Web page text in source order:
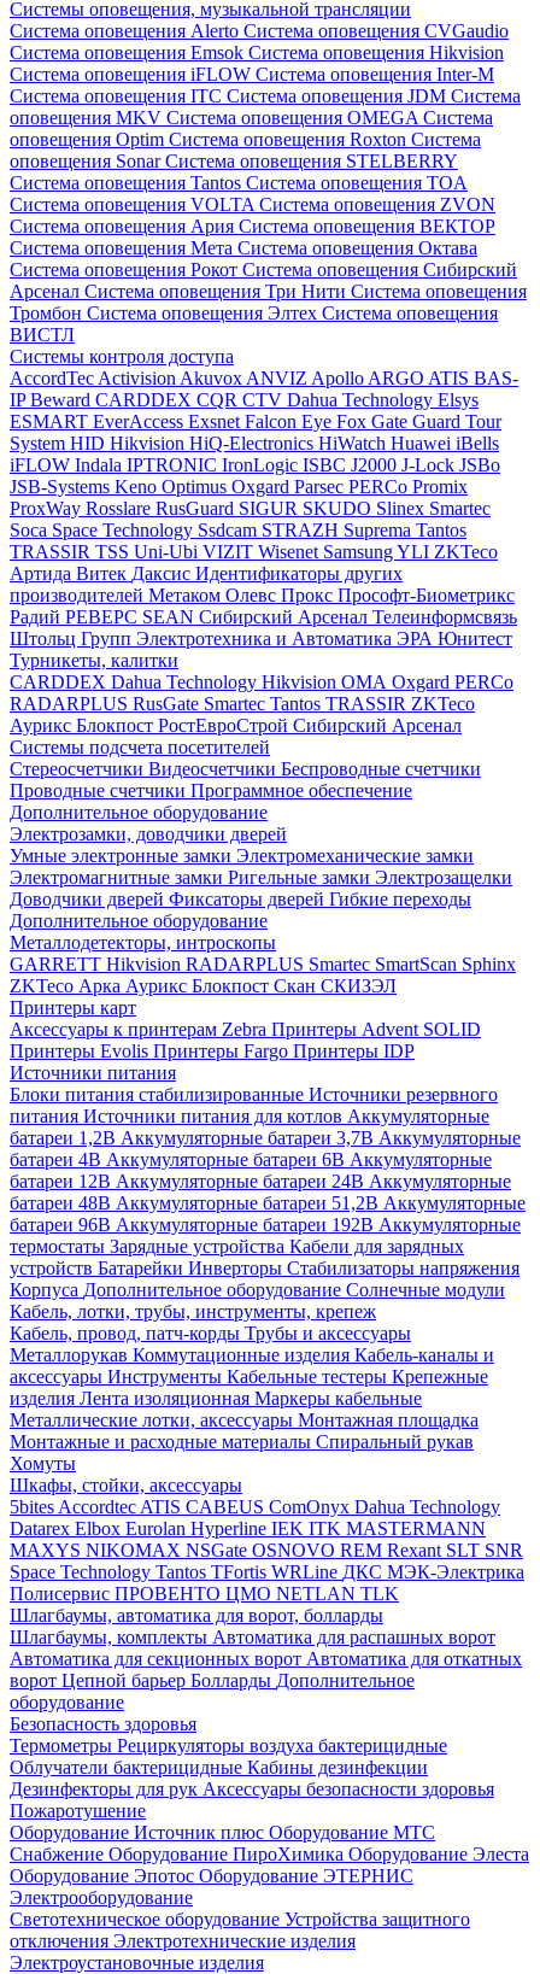
Системы оповещения, музыкальной трансляции
Система оповещения Alerto Система оповещения CVGaudio
Система оповещения Emsok Система оповещения Hikvision
Система оповещения iFLOW Система оповещения Inter-M
Система оповещения ITC Система оповещения JDM Система
оповещения MKV Система оповещения OMEGA Система
оповещения Optim Система оповещения Roxton Система
оповещения SonarСистема оповещения STELBERRY
Система оповещения Tantos Система оповещения TOA
Система оповещения VOLTA Система оповещения ZVON
Система оповещения Ария Система оповещения ВЕКТОР
Система оповещения Мета Система оповещения Октава
Система оповещения Рокот Система оповещения Сибирский
Арсенал Система оповещения Три Нити Система оповещения
Тромбон Система оповещения Элтех Система оповещения
ВИСТЛ
Системы контроля доступа
AccordTec Activision Akuvox ANVIZ Apollo ARGO ATIS BAS-
IPBeward CARDDEX CQR CTV Dahua Technology Elsys
ESMART EverAccess Exsnet Falcon Eye Fox Gate Guard Tour
System HID Hikvision HiQ-Electronics HiWatch Huawei iBells
iFLOW Indala IPTRONIC IronLogic ISBC J2000 J-Lock JSBo
JSB-Systems Keno Optimus Oxgard Parsec PERCo Promix
ProxWay Rosslare RusGuard SIGUR SKUDO Slinex Smartec
Soca Space Technology Ssdcam STRAZH Suprema Tantos
TRASSIR TSS Uni-Ubi VIZIT Wisenet SamsungYLI ZKTeco
Артида Витек Даксис Идентификаторы других
производителей Метаком Олевс Прокс Прософт-Биометрикс
Радий РЕВЕРС SEAN Сибирский Арсенал Телеинформсвязь
Штольц Групп Электротехника и Автоматика ЭРА Юнитест
Турникеты, калитки
CARDDEX Dahua Technology Hikvision ОМА Oxgard PERCo
RADARPLUS RusGate Smartec Tantos TRASSIR ZKTeco
Аурикс Блокпост РостЕвроСтрой Сибирский Арсенал
Системы подсчета посетителей
Стереосчетчики Видеосчетчики Беспроводные счетчики
Проводные счетчики Программное обеспечение
Дополнительное оборудование
Электрозамки, доводчики дверей
Умные электронные замки Электромеханические замки
Электромагнитные замки Ригельные замки Электрозащелки
Доводчики дверей Фиксаторы дверей Гибкие переходы
Дополнительное оборудование
Металлодетекторы, интроскопы
GARRETT Hikvision RADARPLUS Smartec SmartScan Sphinx
ZKTeco Арка Аурикс Блокпост Скан СКИЗЭЛ
Принтеры карт
Аксессуары к принтерам Zebra Принтеры Advent SOLID
Принтеры Evolis Принтеры Fargo Принтеры IDP
Источники питания
Блоки питания стабилизированные Источники резервного
питания Источники питания для котлов Аккумуляторные
батареи 1,2В Аккумуляторные батареи 3,7В Аккумуляторные
батареи 4В Аккумуляторные батареи 6В Аккумуляторные
батареи 12В Аккумуляторные батареи 24В Аккумуляторные
батареи 48В Аккумуляторные батареи 51,2В Аккумуляторные
батареи 96В Аккумуляторные батареи 192В Аккумуляторные
термостаты Зарядные устройства Кабели для зарядных
устройств Батарейки Инверторы Стабилизаторы напряжения
Корпуса Дополнительное оборудование Солнечные модули
Кабель, лотки, трубы, инструменты, крепеж
Кабель, провод, патч-корды Трубы и аксессуары
Металлорукав Коммутационные изделия Кабель-каналы и
аксессуары Инструменты Кабельные тестеры Крепежные
изделия Лента изоляционная Маркеры кабельные
Металлические лотки, аксессуары Монтажная площадка
Монтажные и расходные материалы Спиральный рукав
Хомуты
Шкафы, стойки, аксессуары
5bites Accordtec ATIS CABEUS ComOnyx Dahua Technology
Datarex Elbox Eurolan Hyperline IEK ITK MASTERMANN
MAXYS NIKOMAX NSGate OSNOVO REM Rexant SLT SNR
Space Technology Tantos TFortis WRLine ДКС МЭК-Электрика
Полисервис ПРОВЕНТО ЦМО NETLAN TLK
Шлагбаумы, автоматика для ворот, болларды
Шлагбаумы, комплекты Автоматика для распашных ворот
Автоматика для секционных ворот Автоматика для откатных
ворот Цепной барьер Болларды Дополнительное
оборудование
Безопасность здоровья
Термометры Рециркуляторы воздуха бактерицидные
Облучатели бактерицидные Кабины дезинфекции
Дезинфекторы для рук Аксессуары безопасности здоровья
Пожаротушение
Оборудование Источник плюс Оборудование МТС
Снабжение Оборудование ПироХимика Оборудование Элеста
Оборудование Эпотос Оборудование ЭТЕРНИС
Электрооборудование
Светотехническое оборудование Устройства защитного
отключения Электротехнические изделия
Электроустановочные изделия